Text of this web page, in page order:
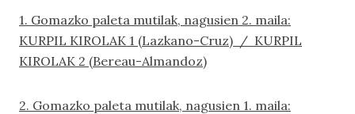
1. Gomazko paleta mutilak, nagusien 2. maila:
KURPIL KIROLAK 1 (Lazkano-Cruz) / KURPIL
KIROLAK 2 (Bereau-Almandoz)
2. Gomazko paleta mutilak, nagusien 1. maila: